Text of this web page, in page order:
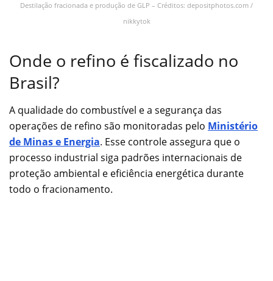
Destilação fracionada e produção de GLP – Créditos: depositphotos.com /
nikkytok
Onde o refino é fiscalizado no
Brasil?
A qualidade do combustível e a segurança das
operações de refino são monitoradas pelo Ministério
de Minas e Energia. Esse controle assegura que o
processo industrial siga padrões internacionais de
proteção ambiental e eficiência energética durante
todo o fracionamento.